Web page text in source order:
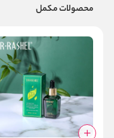
محصولات مکمل